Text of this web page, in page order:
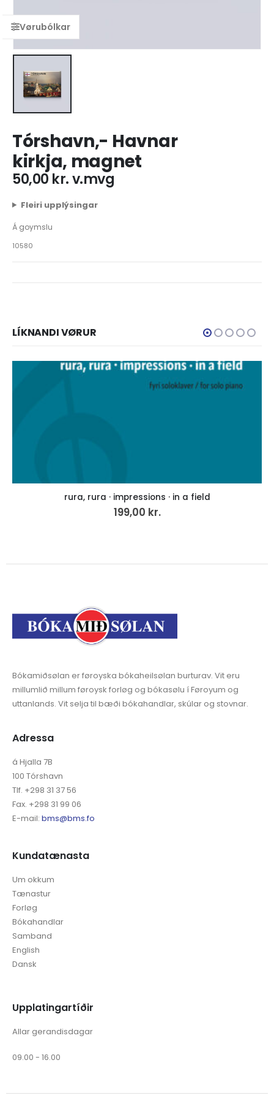
Tórshavn,- Havnar
kirkja, magnet
50,00 kr.v.mvg
Fleiri upplýsingar
Á goymslu
10580
LÍKNANDI VØRUR
rura, rura · impressions · in a field
199,00 kr.
Bókamiðsølan er føroyska bókaheilsølan burturav. Vit eru
millumlið millum føroysk forløg og bókasølu í Føroyum og
uttanlands. Vit selja til bæði bókahandlar, skúlar og stovnar.
Adressa
á Hjalla 7B
100 Tórshavn
Tlf. +298 31 37 56
Fax. +298 31 99 06
E-mail: bms@bms.fo
Kundatænasta
Um okkum
Tænastur
Forløg
Bókahandlar
Samband
English
Dansk
Upplatingartíðir
Allar gerandisdagar
09.00 - 16.00